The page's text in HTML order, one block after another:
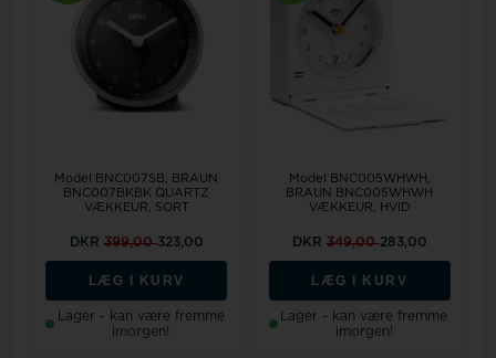
Model BNC007SB
BRAUN
BNC007BKBK QUARTZ
VÆKKEUR, SORT
DKR 399,00323,00
LÆG I KURV
Lager - kan være fremme
imorgen!
Model BNC005WHWH
BRAUN BNC005WHWH
VÆKKEUR, HVID
DKR 349,00283,00
LÆG I KURV
Lager - kan være fremme
imorgen!